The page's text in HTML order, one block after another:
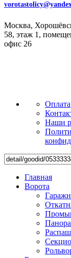
Москва,
58, этаж 1,
офис 26
Оплата
Наши
Главная
Ворота